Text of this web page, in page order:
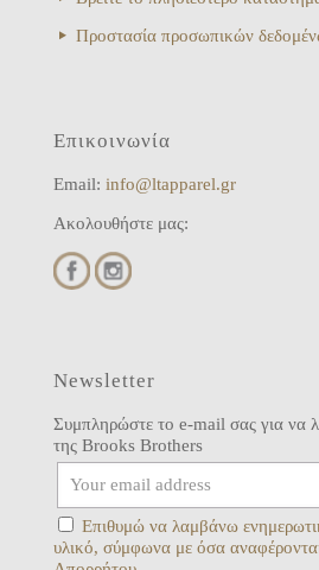
Προστασία προσωπικών
Επικοινωνία
Email: info@ltapparel.gr
Ακολουθήστε μας:
Newsletter
Συμπληρώστε το e-mail σας για να
της Brooks Brothers
Επιθυμώ να λαμβάνω
υλικό, σύμφωνα με όσα